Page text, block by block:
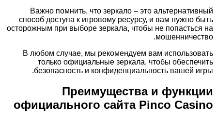
Важно помнить, что зеркало – это альтернативный
способ доступа к игровому ресурсу, и вам нужно быть
осторожным при выборе зеркала, чтобы не попасться на
мошенничество.
В любом случае, мы рекомендуем вам использовать
только официальные зеркала, чтобы обеспечить
безопасность и конфиденциальность вашей игры.
Преимущества и функции
официального сайта Pinco Casino